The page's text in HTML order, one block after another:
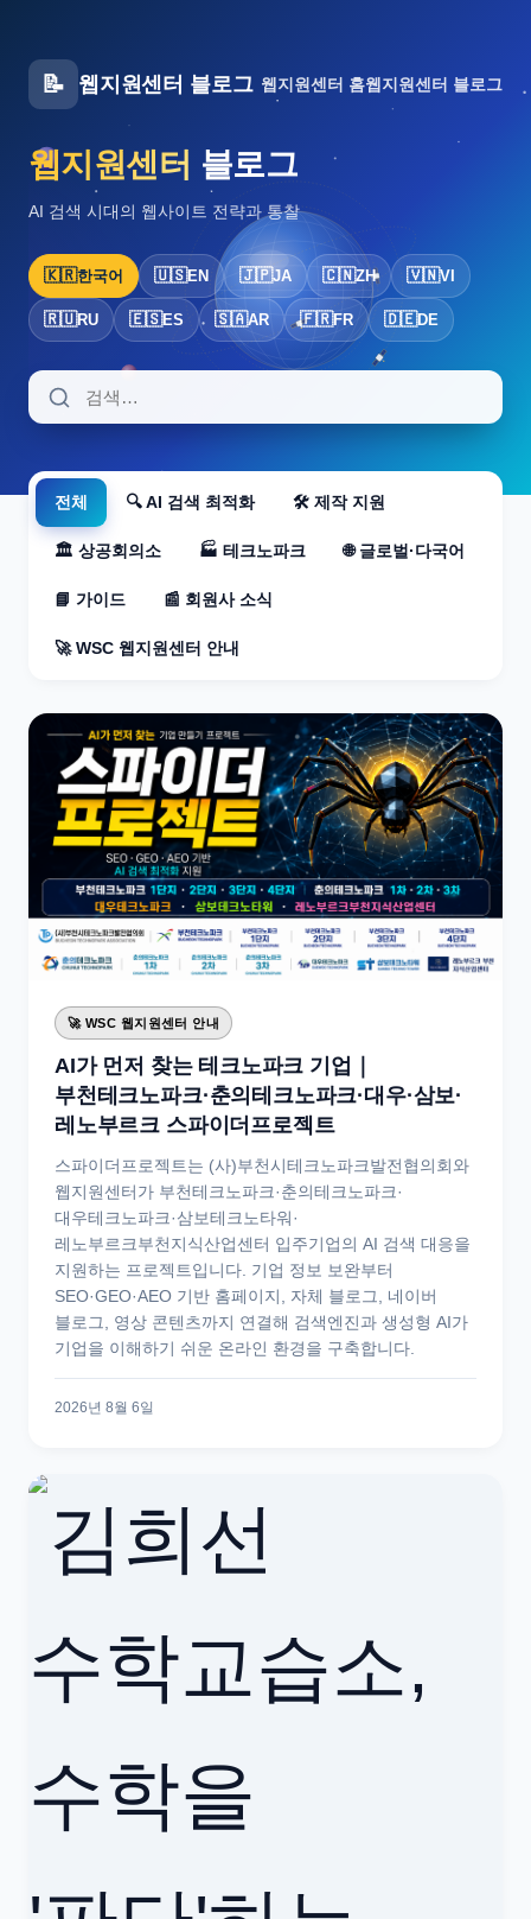
AI SEARCH · GLOBAL · WSC
📝 웹지원센터 블로그 웹지원센터 홈웹지원센터 블로그
웹지원센터 블로그
AI 검색 시대의 웹사이트 전략과 통찰
🇰🇷한국어 🇺🇸EN 🇯🇵JA 🇨🇳ZH 🇻🇳VI
🇷🇺RU 🇪🇸ES 🇸🇦AR 🇫🇷FR 🇩🇪DE
전체 🔍 AI 검색 최적화 🛠 제작 지원
🏛 상공회의소 🏭 테크노파크 🌐 글로벌·다국어
📘 가이드 📰 회원사 소식
🚀 WSC 웹지원센터 안내
🚀 WSC 웹지원센터 안내
AI가 먼저 찾는 테크노파크 기업｜
부천테크노파크·춘의테크노파크·대우·삼보·
레노부르크 스파이더프로젝트
스파이더프로젝트는 (사)부천시테크노파크발전협의회와
웹지원센터가 부천테크노파크·춘의테크노파크·
대우테크노파크·삼보테크노타워·
레노부르크부천지식산업센터 입주기업의 AI 검색 대응을
지원하는 프로젝트입니다. 기업 정보 보완부터
SEO·GEO·AEO 기반 홈페이지, 자체 블로그, 네이버
블로그, 영상 콘텐츠까지 연결해 검색엔진과 생성형 AI가
기업을 이해하기 쉬운 온라인 환경을 구축합니다.
2026년 8월 6일